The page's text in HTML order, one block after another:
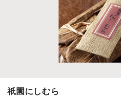
祇園にしむら